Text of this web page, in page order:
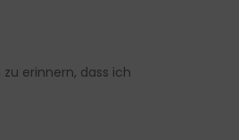
erinnern, dass ich